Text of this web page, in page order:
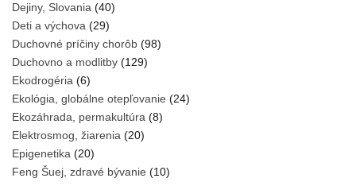
Dejiny, Slovania (40)
Deti a výchova (29)
Duchovné príčiny chorôb (98)
Duchovno a modlitby (129)
Ekodrogéria (6)
Ekológia, globálne otepľovanie (24)
Ekozáhrada, permakultúra (8)
Elektrosmog, žiarenia (20)
Epigenetika (20)
Feng Šuej, zdravé bývanie (10)